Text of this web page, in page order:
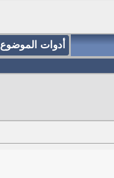
أدوات الموضوع